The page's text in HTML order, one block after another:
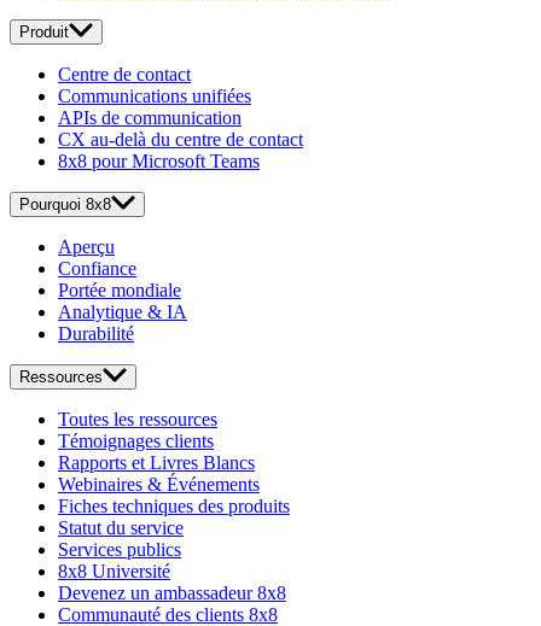
Produit
Centre de contact
Communications unifiées
APIs de communication
CX au-delà du centre de contact
8x8 pour Microsoft Teams
Pourquoi 8x8
Aperçu
Confiance
Portée mondiale
Analytique & IA
Durabilité
Ressources
Toutes les ressources
Témoignages clients
Rapports et Livres Blancs
Webinaires & Événements
Fiches techniques des produits
Statut du service
Services publics
8x8 Université
Devenez un ambassadeur 8x8
Communauté des clients 8x8